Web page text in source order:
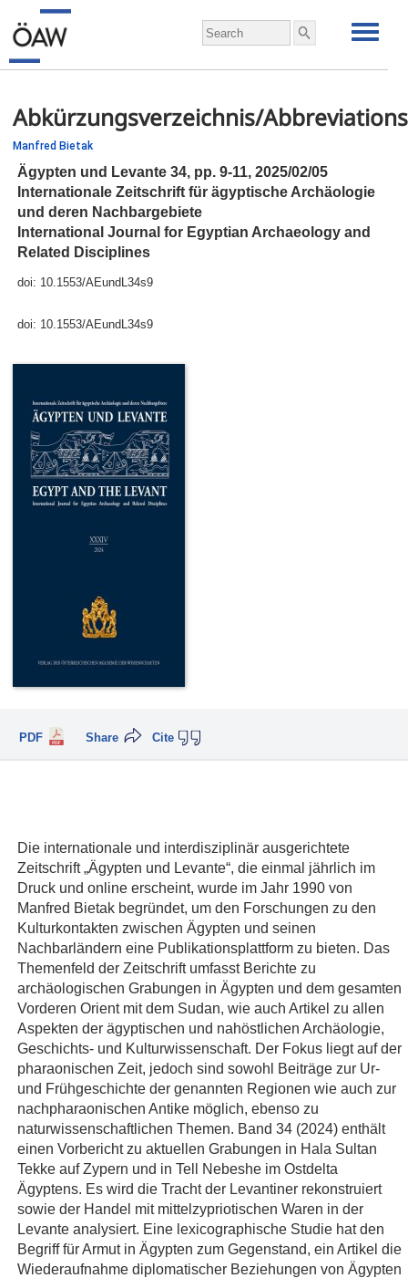
Abkürzungsverzeichnis/Abbreviations
Manfred Bietak
Ägypten und Levante 34, pp. 9-11, 2025/02/05
Internationale Zeitschrift für ägyptische Archäologie
und deren Nachbargebiete
International Journal for Egyptian Archaeology and
Related Disciplines
doi: 10.1553/AEundL34s9
doi: 10.1553/AEundL34s9
PDF Cite
Share
Die internationale und interdisziplinär ausgerichtete
Zeitschrift „Ägypten und Levante“, die einmal jährlich im
Druck und online erscheint, wurde im Jahr 1990 von
Manfred Bietak begründet, um den Forschungen zu den
Kulturkontakten zwischen Ägypten und seinen
Nachbarländern eine Publikationsplattform zu bieten. Das
Themenfeld der Zeitschrift umfasst Berichte zu
archäologischen Grabungen in Ägypten und dem gesamten
Vorderen Orient mit dem Sudan, wie auch Artikel zu allen
Aspekten der ägyptischen und nahöstlichen Archäologie,
Geschichts- und Kulturwissenschaft. Der Fokus liegt auf der
pharaonischen Zeit, jedoch sind sowohl Beiträge zur Ur-
und Frühgeschichte der genannten Regionen wie auch zur
nachpharaonischen Antike möglich, ebenso zu
naturwissenschaftlichen Themen. Band 34 (2024) enthält
einen Vorbericht zu aktuellen Grabungen in Hala Sultan
Tekke auf Zypern und in Tell Nebeshe im Ostdelta
Ägyptens. Es wird die Tracht der Levantiner rekonstruiert
sowie der Handel mit mittelzypriotischen Waren in der
Levante analysiert. Eine lexicographische Studie hat den
Begriff für Armut in Ägypten zum Gegenstand, ein Artikel die
Wiederaufnahme diplomatischer Beziehungen von Ägypten